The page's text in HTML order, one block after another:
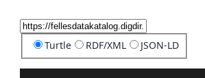
Turtle RDF/XML JSON-LD